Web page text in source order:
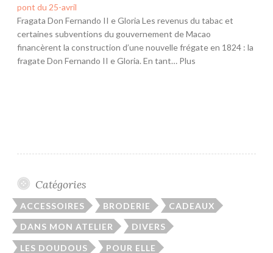
pont du 25-avril
Fragata Don Fernando II e Gloria Les revenus du tabac et
certaines subventions du gouvernement de Macao
financèrent la construction d’une nouvelle frégate en 1824 : la
fragate Don Fernando II e Gloria. En tant… Plus
Catégories
ACCESSOIRES BRODERIE CADEAUX
DANS MON ATELIER DIVERS
LES DOUDOUS POUR ELLE